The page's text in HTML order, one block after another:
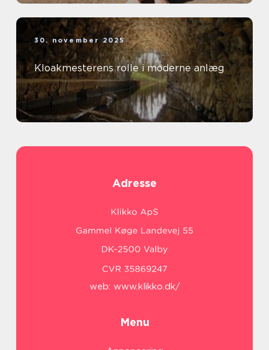
30. november 2025
Kloakmesterens rolle i moderne anlæg
Adresse
web: www.klikko.dk/
Menu